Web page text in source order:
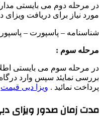
در مرحله دوم می بایستی
مورد نیاز برای دریافت ویزای
شناسنامه – پاسپورت –
مرحله سوم :
بررسی نمایئد سپس وارد
پرداخت نمائید . ویزا دبی قیمت
مدت زمان صدور ویزای